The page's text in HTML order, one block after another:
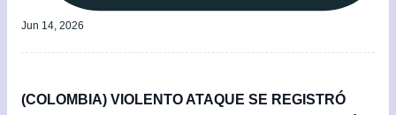
Jun 14, 2026
(COLOMBIA) VIOLENTO ATAQUE SE REGISTRÓ